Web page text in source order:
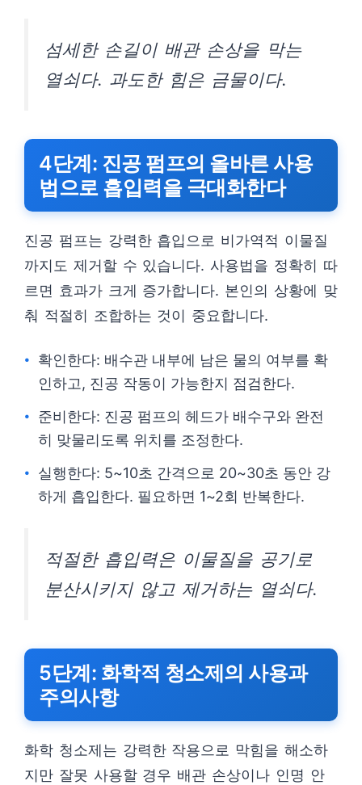
섬세한 손길이 배관 손상을 막는
열쇠다. 과도한 힘은 금물이다.
4단계: 진공 펌프의 올바른 사용
법으로 흡입력을 극대화한다
진공 펌프는 강력한 흡입으로 비가역적 이물질
까지도 제거할 수 있습니다. 사용법을 정확히 따
르면 효과가 크게 증가합니다. 본인의 상황에 맞
춰 적절히 조합하는 것이 중요합니다.
확인한다: 배수관 내부에 남은 물의 여부를 확
인하고, 진공 작동이 가능한지 점검한다.
준비한다: 진공 펌프의 헤드가 배수구와 완전
히 맞물리도록 위치를 조정한다.
실행한다: 5~10초 간격으로 20~30초 동안 강
하게 흡입한다. 필요하면 1~2회 반복한다.
적절한 흡입력은 이물질을 공기로
분산시키지 않고 제거하는 열쇠다.
5단계: 화학적 청소제의 사용과
주의사항
화학 청소제는 강력한 작용으로 막힘을 해소하
지만 잘못 사용할 경우 배관 손상이나 인명 안